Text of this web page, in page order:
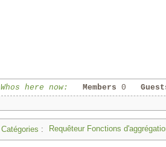
Whos here now: Members 0
Catégories : Requêteur Fonctions